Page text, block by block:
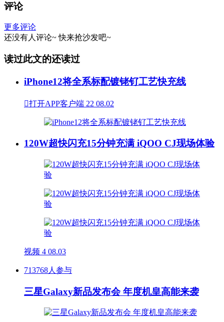
评论
更多评论
还没有人评论~ 快来抢沙发吧~
读过此文的还读过
iPhone12将全系标配镀铑钌工艺快充线
打开APP客户端 22 08.02
120W超快闪充15分钟充满 iQOO CJ现场体验
视频 4 08.03
713768人参与
三星Galaxy新品发布会 年度机皇高能来袭